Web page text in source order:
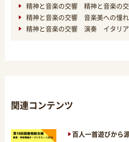
精神と音楽の交響 精神と音楽の交
精神と音楽の交響 音楽美への憧れ
精神と音楽の交響 演奏 イタリア
関連コンテンツ
百人一首遊びから